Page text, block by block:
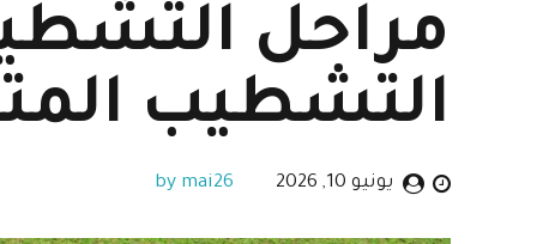
مراحل
التشطيب
يونيو 10, 2026 by mai26